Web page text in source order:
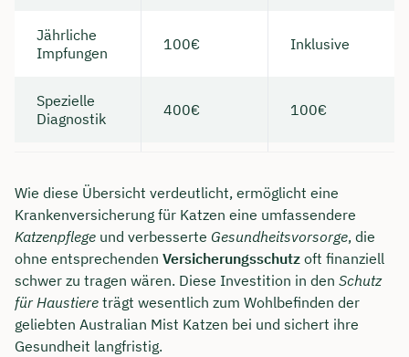
Jährliche
Impfungen
100€ Inklusive
Spezielle
Diagnostik
400€ 100€
Wie diese Übersicht verdeutlicht, ermöglicht eine
Krankenversicherung für Katzen eine umfassendere
Katzenpflege und verbesserte Gesundheitsvorsorge, die
ohne entsprechenden Versicherungsschutz oft finanziell
schwer zu tragen wären. Diese Investition in den Schutz
für Haustiere trägt wesentlich zum Wohlbefinden der
geliebten Australian Mist Katzen bei und sichert ihre
Gesundheit langfristig.